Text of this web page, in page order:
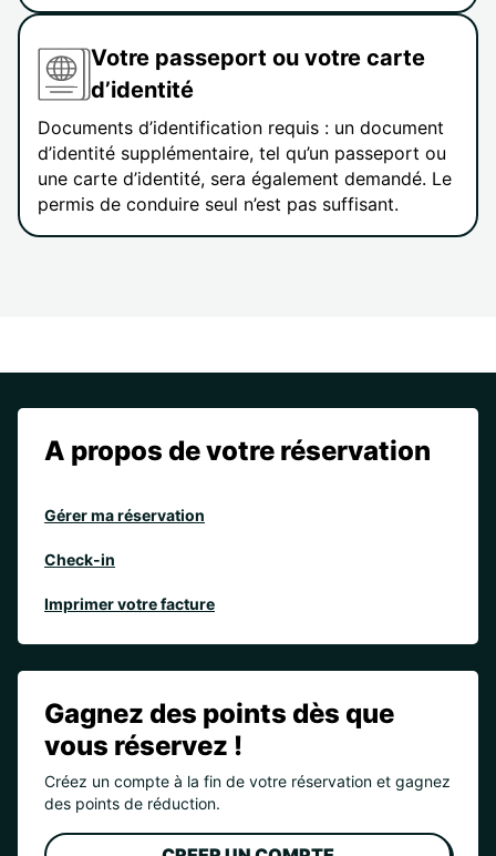
Votre passeport ou votre carte
d’identité
Documents d’identification requis : un document
d’identité supplémentaire, tel qu’un passeport ou
une carte d’identité, sera également demandé. Le
permis de conduire seul n’est pas suffisant.
A propos de votre réservation
Gérer ma réservation
Check-in
Imprimer votre facture
Gagnez des points dès que
vous réservez !
Créez un compte à la fin de votre réservation et gagnez
des points de réduction.